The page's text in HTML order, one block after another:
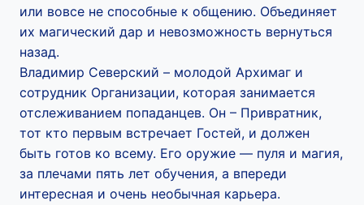
или вовсе не способные к общению. Объединяет
их магический дар и невозможность вернуться
назад.
Владимир Северский – молодой Архимаг и
сотрудник Организации, которая занимается
отслеживанием попаданцев. Он – Привратник,
тот кто первым встречает Гостей, и должен
быть готов ко всему. Его оружие — пуля и магия,
за плечами пять лет обучения, а впереди
интересная и очень необычная карьера.